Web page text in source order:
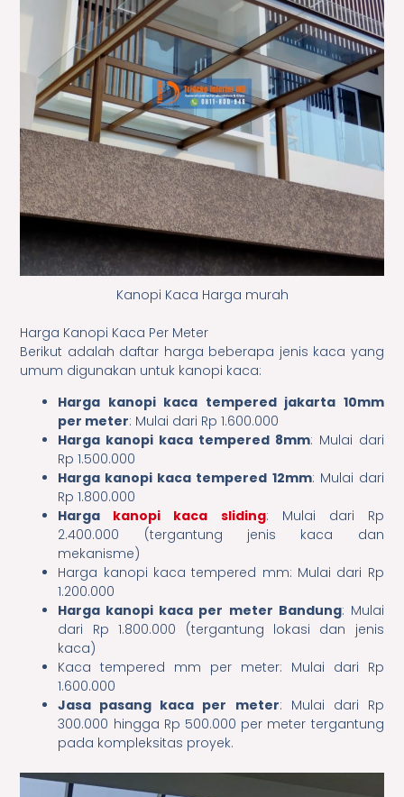
Kanopi Kaca Harga murah
Harga Kanopi Kaca Per Meter
Berikut adalah daftar harga beberapa jenis kaca yang
umum digunakan untuk kanopi kaca:
Harga kanopi kaca tempered jakarta 10mm
per meter: Mulai dari Rp 1.600.000
Harga kanopi kaca tempered 8mm: Mulai dari
Rp 1.500.000
Harga kanopi kaca tempered 12mm: Mulai dari
Rp 1.800.000
Harga kanopi kaca sliding: Mulai dari Rp
2.400.000 (tergantung jenis kaca dan
mekanisme)
Harga kanopi kaca tempered mm: Mulai dari Rp
1.200.000
Harga kanopi kaca per meter Bandung: Mulai
dari Rp 1.800.000 (tergantung lokasi dan jenis
kaca)
Kaca tempered mm per meter: Mulai dari Rp
1.600.000
Jasa pasang kaca per meter: Mulai dari Rp
300.000 hingga Rp 500.000 per meter tergantung
pada kompleksitas proyek.